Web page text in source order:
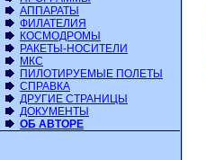
АППАРАТЫ
ФИЛАТЕЛИЯ
КОСМОДРОМЫ
РАКЕТЫ-НОСИТЕЛИ
МКС
ПИЛОТИРУЕМЫЕ ПОЛЕТЫ
СПРАВКА
ДРУГИЕ СТРАНИЦЫ
ДОКУМЕНТЫ
ОБ АВТОРЕ